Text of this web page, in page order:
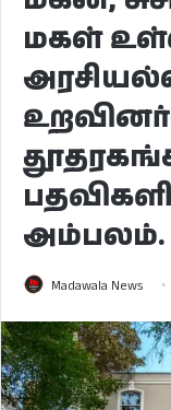
மகள்
அம்பலம்.
Madawala News